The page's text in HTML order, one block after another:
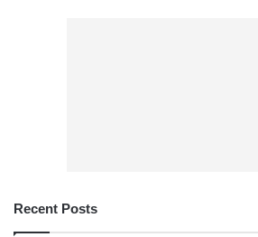
Recent Posts